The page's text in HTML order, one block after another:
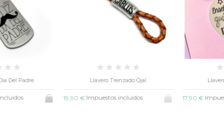
Llavero Trenzado Ojal
€Impuestos incluidos
Llavero Manzana Guías
17,90 €Impuestos incluidos